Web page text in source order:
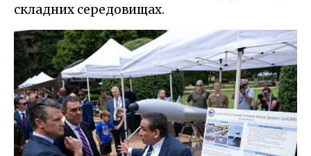
складних середовищах.